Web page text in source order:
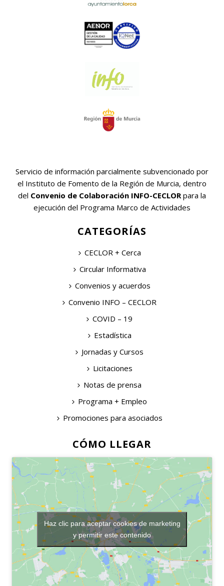
Servicio de información parcialmente subvencionado por
el Instituto de Fomento de la Región de Murcia, dentro
del Convenio de Colaboración INFO-CECLOR para la
ejecución del Programa Marco de Actividades
CATEGORÍAS
CECLOR + Cerca
Circular Informativa
Convenios y acuerdos
Convenio INFO – CECLOR
COVID – 19
Estadística
Jornadas y Cursos
Licitaciones
Notas de prensa
Programa + Empleo
Promociones para asociados
CÓMO LLEGAR
Haz clic para aceptar cookies de marketing
y permitir este contenido